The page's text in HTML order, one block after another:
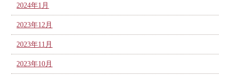
2024年1月
2023年12月
2023年11月
2023年10月